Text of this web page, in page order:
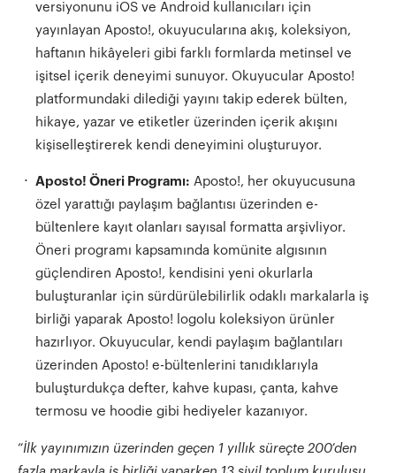
versiyonunu iOS ve Android kullanıcıları için
yayınlayan Aposto!, okuyucularına akış, koleksiyon,
haftanın hikâyeleri gibi farklı formlarda metinsel ve
işitsel içerik deneyimi sunuyor. Okuyucular Aposto!
platformundaki dilediği yayını takip ederek bülten,
hikaye, yazar ve etiketler üzerinden içerik akışını
kişiselleştirerek kendi deneyimini oluşturuyor.
Aposto! Öneri Programı: Aposto!, her okuyucusuna
özel yarattığı paylaşım bağlantısı üzerinden e-
bültenlere kayıt olanları sayısal formatta arşivliyor.
Öneri programı kapsamında komünite algısının
güçlendiren Aposto!, kendisini yeni okurlarla
buluşturanlar için sürdürülebilirlik odaklı markalarla iş
birliği yaparak Aposto! logolu koleksiyon ürünler
hazırlıyor. Okuyucular, kendi paylaşım bağlantıları
üzerinden Aposto! e-bültenlerini tanıdıklarıyla
buluşturdukça defter, kahve kupası, çanta, kahve
termosu ve hoodie gibi hediyeler kazanıyor.
“İlk yayınımızın üzerinden geçen 1 yıllık süreçte 200’den